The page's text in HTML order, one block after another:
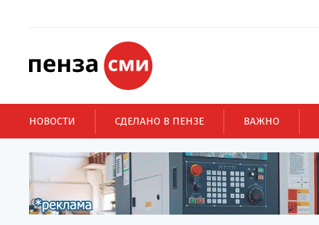
НОВОСТИ СДЕЛАНО В ПЕНЗЕ ВАЖНО